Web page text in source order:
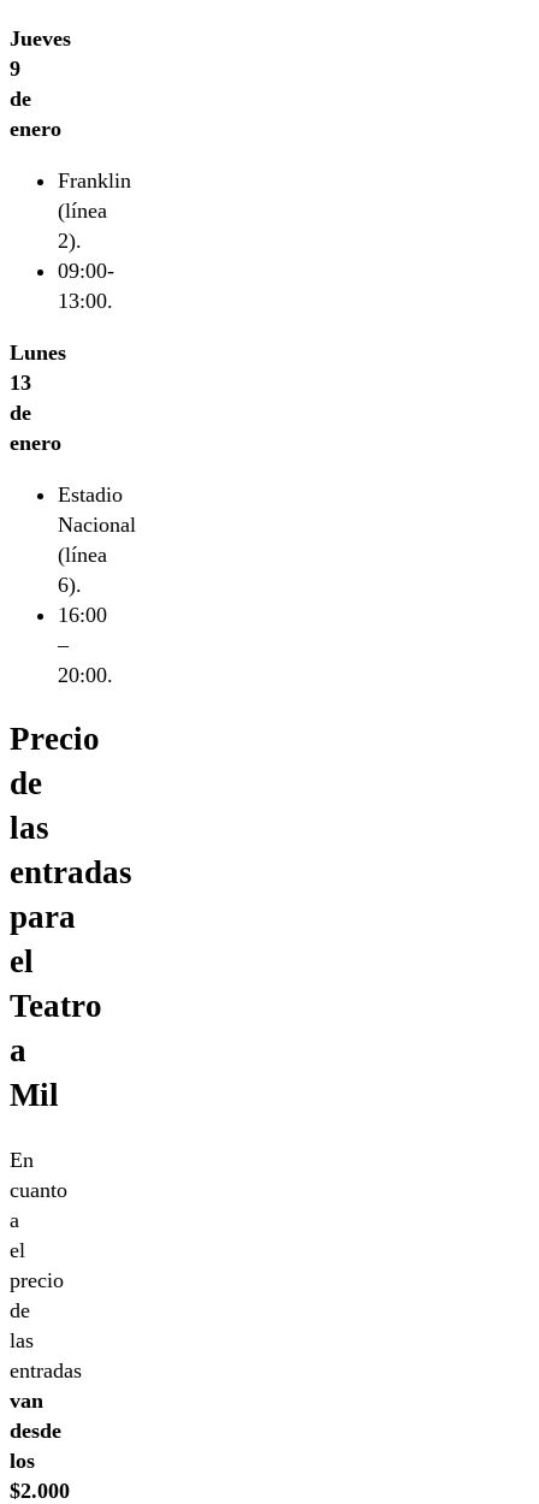
Jueves
9
de
enero
Franklin
(línea
2).
09:00-
13:00.
Lunes
13
de
enero
Estadio
Nacional
(línea
6).
16:00
–
20:00.
Precio
de
las
entradas
para
el
Teatro
a
Mil
En
cuanto
a
el
precio
de
las
entradas
van
desde
los
$2.000